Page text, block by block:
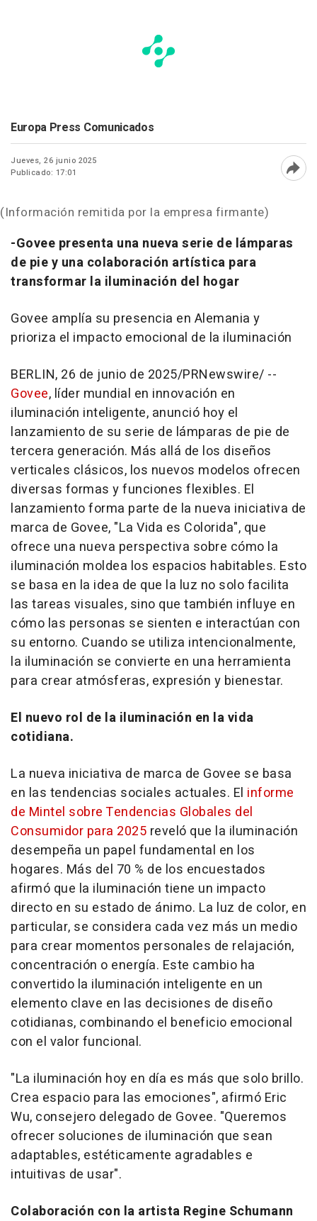
Europa Press Comunicados
Jueves, 26 junio 2025
Publicado: 17:01
(Información remitida por la empresa firmante)
-Govee presenta una nueva serie de lámparas
de pie y una colaboración artística para
transformar la iluminación del hogar
Govee amplía su presencia en Alemania y
prioriza el impacto emocional de la iluminación
BERLIN, 26 de junio de 2025/PRNewswire/ --
Govee, líder mundial en innovación en
iluminación inteligente, anunció hoy el
lanzamiento de su serie de lámparas de pie de
tercera generación. Más allá de los diseños
verticales clásicos, los nuevos modelos ofrecen
diversas formas y funciones flexibles. El
lanzamiento forma parte de la nueva iniciativa de
marca de Govee, "La Vida es Colorida", que
ofrece una nueva perspectiva sobre cómo la
iluminación moldea los espacios habitables. Esto
se basa en la idea de que la luz no solo facilita
las tareas visuales, sino que también influye en
cómo las personas se sienten e interactúan con
su entorno. Cuando se utiliza intencionalmente,
la iluminación se convierte en una herramienta
para crear atmósferas, expresión y bienestar.
El nuevo rol de la iluminación en la vida
cotidiana.
La nueva iniciativa de marca de Govee se basa
en las tendencias sociales actuales. El informe
de Mintel sobre Tendencias Globales del
Consumidor para 2025 reveló que la iluminación
desempeña un papel fundamental en los
hogares. Más del 70 % de los encuestados
afirmó que la iluminación tiene un impacto
directo en su estado de ánimo. La luz de color, en
particular, se considera cada vez más un medio
para crear momentos personales de relajación,
concentración o energía. Este cambio ha
convertido la iluminación inteligente en un
elemento clave en las decisiones de diseño
cotidianas, combinando el beneficio emocional
con el valor funcional.
"La iluminación hoy en día es más que solo brillo.
Crea espacio para las emociones", afirmó Eric
Wu, consejero delegado de Govee. "Queremos
ofrecer soluciones de iluminación que sean
adaptables, estéticamente agradables e
intuitivas de usar".
Colaboración con la artista Regine Schumann